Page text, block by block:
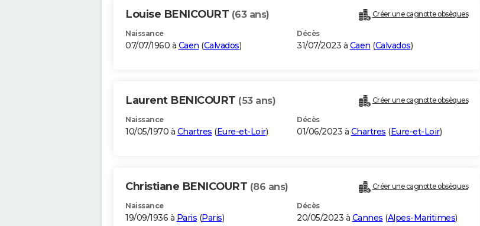
Louise BENICOURT (63 ans) Créer une cagnotte obsèques
Naissance
07/07/1960 à Caen (Calvados)
Décès
31/07/2023 à Caen (Calvados)
Laurent BENICOURT (53 ans) Créer une cagnotte obsèques
Naissance
10/05/1970 à Chartres (Eure-et-Loir)
Décès
01/06/2023 à Chartres (Eure-et-Loir)
Christiane BENICOURT (86 ans) Créer une cagnotte obsèques
Naissance
19/09/1936 à Paris (Paris)
Décès
20/05/2023 à Cannes (Alpes-Maritimes)